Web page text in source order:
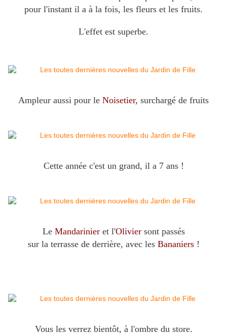
pour l'instant il a à la fois, les fleurs et les fruits.
L'effet est superbe.
Ampleur aussi pour le Noisetier, surchargé de fruits
Cette année c'est un grand, il a 7 ans !
LeMandarinieret l'Oliviersont passés
sur la terrasse de derrière, avec lesBananiers!
Vous les verrez bientôt, à l'ombre du store.